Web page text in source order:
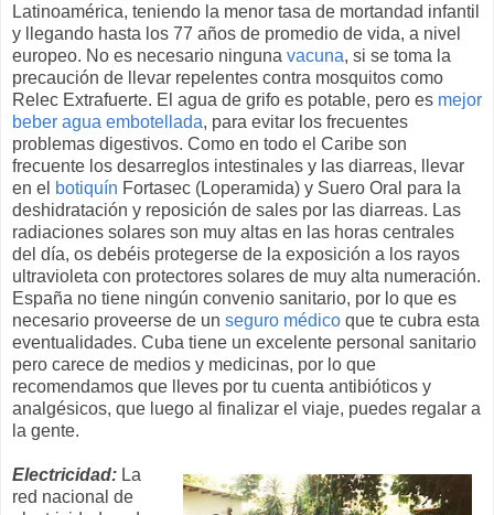
Latinoamérica, teniendo la menor tasa de mortandad infantil
y llegando hasta los 77 años de promedio de vida, a nivel
europeo. No es necesario ninguna vacuna, si se toma la
precaución de llevar repelentes contra mosquitos como
Relec Extrafuerte. El agua de grifo es potable, pero es mejor
beber agua embotellada, para evitar los frecuentes
problemas digestivos. Como en todo el Caribe son
frecuente los desarreglos intestinales y las diarreas, llevar
en el botiquín Fortasec (Loperamida) y Suero Oral para la
deshidratación y reposición de sales por las diarreas. Las
radiaciones solares son muy altas en las horas centrales
del día, os debéis protegerse de la exposición a los rayos
ultravioleta con protectores solares de muy alta numeración.
España no tiene ningún convenio sanitario, por lo que es
necesario proveerse de un seguro médico que te cubra esta
eventualidades. Cuba tiene un excelente personal sanitario
pero carece de medios y medicinas, por lo que
recomendamos que lleves por tu cuenta antibióticos y
analgésicos, que luego al finalizar el viaje, puedes regalar a
la gente.
Electricidad: La
red nacional de